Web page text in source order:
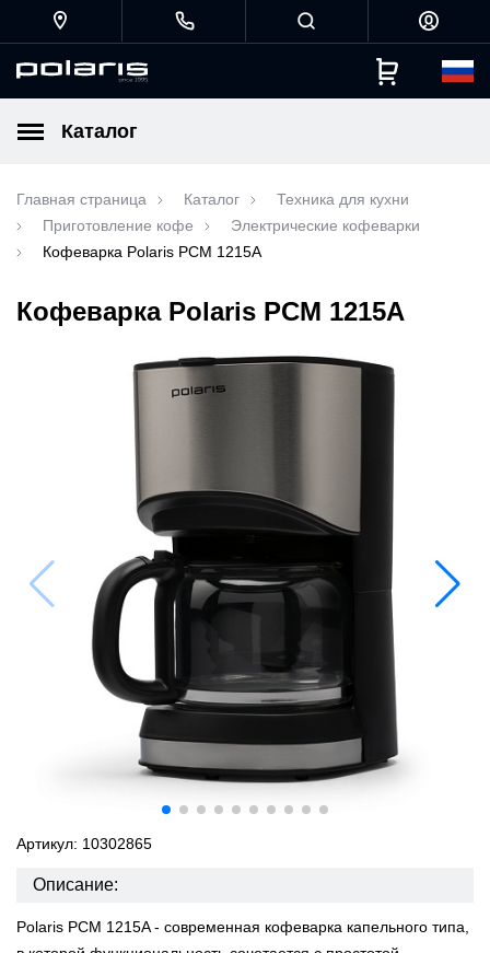
Каталог
Главная страница Каталог
Техника для кухни
Приготовление кофе
Электрические кофеварки
Кофеварка Polaris PCM 1215A
Кофеварка Polaris PCM 1215A
Артикул: 10302865
Описание:
Polaris PCM 1215A - современная кофеварка капельного типа,